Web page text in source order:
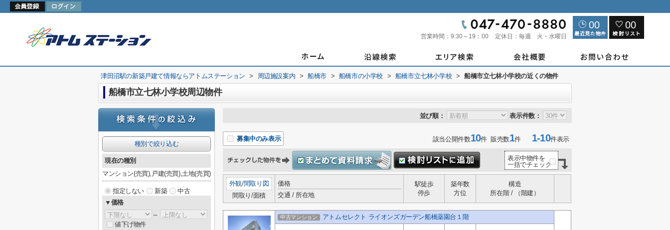
営業時間： 9:30～19：00 定休日： 毎週 火・水曜日
00 00
津田沼駅の新築戸建て情報ならアトムステーション > 周辺施設案内 > 船橋市 > 船橋市の小学校 > 船橋市立七林小学校 > 船橋市立七林小学校の近くの物件
船橋市立七林小学校周辺物件
並び順： 表示件数：
募集中のみ表示 該当公開件数10件 販売数1件1-10件表示
表示中物件を
一括でチェック
外観/間取り図
間取り/面積
価格
交通 / 所在地
駅徒歩
停歩
築年数
方位
構造
所在階 / （階建）
中古マンション アトムセレクト ライオンズガーデン船橋薬園台１階
種別で絞り込む
現在の種別
マンション(売買),戸建(売買),土地(売買)
指定しない 新築
中古
▼価格
～
値下げ物件